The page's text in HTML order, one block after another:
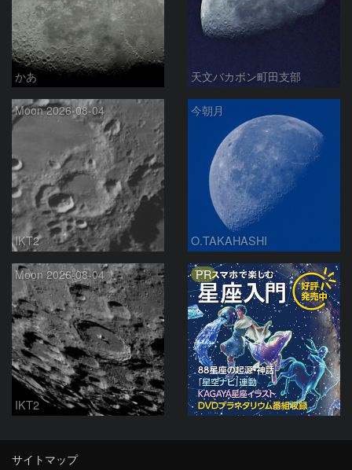
かあ 天文バカボン町田支部
Moon 2026-08-04
IKT2
今朝月
O.TAKAHASHI
Moon 2026-08-04
IKT2
PR
サイトマップ